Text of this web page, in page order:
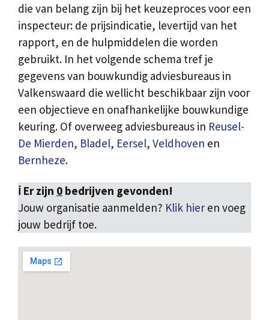
die van belang zijn bij het keuzeproces voor een
inspecteur: de prijsindicatie, levertijd van het
rapport, en de hulpmiddelen die worden
gebruikt. In het volgende schema tref je
gegevens van bouwkundig adviesbureaus in
Valkenswaard die wellicht beschikbaar zijn voor
een objectieve en onafhankelijke bouwkundige
keuring. Of overweeg adviesbureaus in Reusel-
De Mierden, Bladel, Eersel, Veldhoven en
Bernheze.
ℹ️ Er zijn 0 bedrijven gevonden!
Jouw organisatie aanmelden? Klik hier en voeg
jouw bedrijf toe.